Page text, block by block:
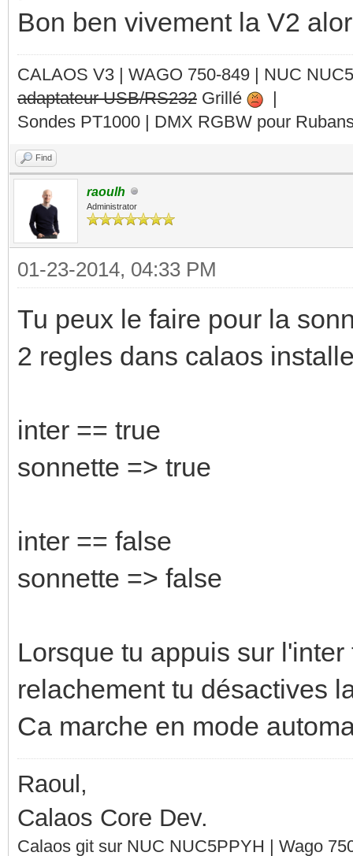
Bon ben vivement la V2
CALAOS V3 | WAGO 750-849 | NUC
adaptateur USB/RS232 Grillé
|
Sondes PT1000 | DMX RGBW pour
Find
raoulh
Administrator
01-23-2014, 04:33 PM
Tu peux le faire pour la
2 regles dans calaos
inter == true
sonnette => true
inter == false
sonnette => false
Lorsque tu appuis sur
relachement tu désactives
Ca marche en mode
Raoul,
Calaos Core Dev.
Calaos git sur NUC NUC5PPYH | Wago